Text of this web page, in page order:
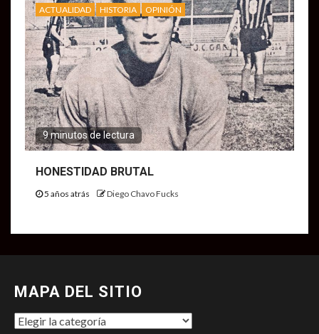
ACTUALIDAD HISTORIA OPINIÓN
9 minutos de lectura
HONESTIDAD BRUTAL
5 años atrás Diego Chavo Fucks
MAPA DEL SITIO
MAPA